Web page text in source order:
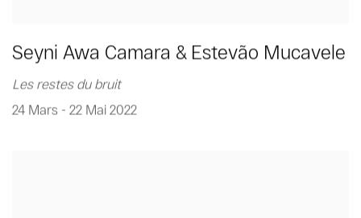
Seyni Awa Camara & Estevão Mucavele
Les restes du bruit
24 Mars - 22 Mai 2022